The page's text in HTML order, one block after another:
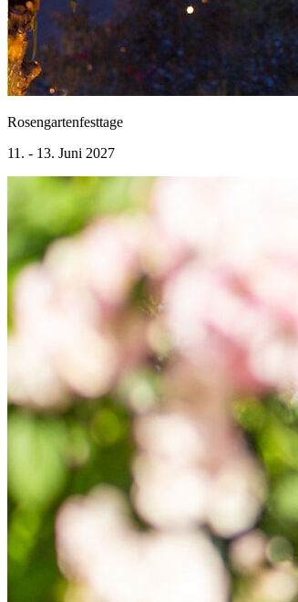
Rosengartenfesttage
11. - 13. Juni 2027